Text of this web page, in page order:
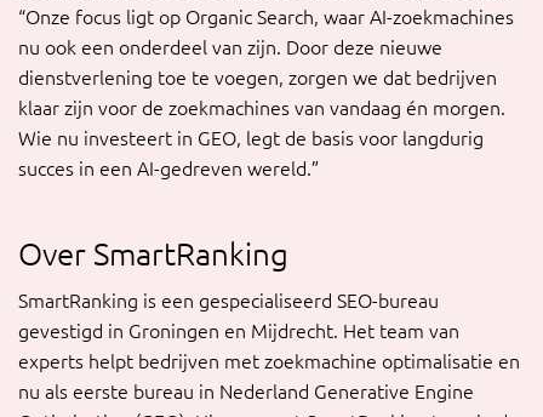
“Onze focus ligt op Organic Search, waar AI-zoekmachines
nu ook een onderdeel van zijn. Door deze nieuwe
dienstverlening toe te voegen, zorgen we dat bedrijven
klaar zijn voor de zoekmachines van vandaag én morgen.
Wie nu investeert in GEO, legt de basis voor langdurig
succes in een AI-gedreven wereld.”
Over SmartRanking
SmartRanking is een gespecialiseerd SEO-bureau
gevestigd in Groningen en Mijdrecht. Het team van
experts helpt bedrijven met zoekmachine optimalisatie en
nu als eerste bureau in Nederland Generative Engine